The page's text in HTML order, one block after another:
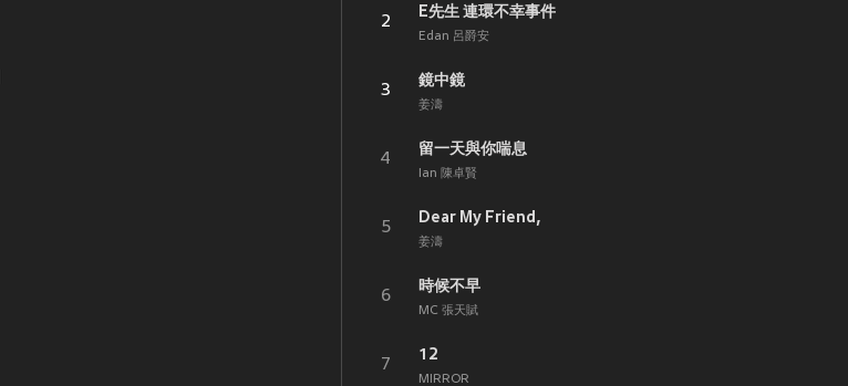
2
E先生 連環不幸事件
Edan 呂爵安
3
鏡中鏡
姜濤
4
留一天與你喘息
Ian 陳卓賢
5
Dear My Friend,
姜濤
6
時候不早
MC 張天賦
7
12
MIRROR